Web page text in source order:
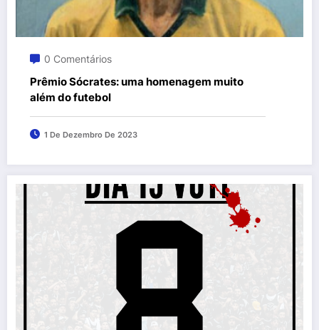
0 Comentários
Prêmio Sócrates: uma homenagem muito
além do futebol
1 De Dezembro De 2023